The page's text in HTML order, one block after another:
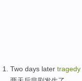
Two days later tragedy